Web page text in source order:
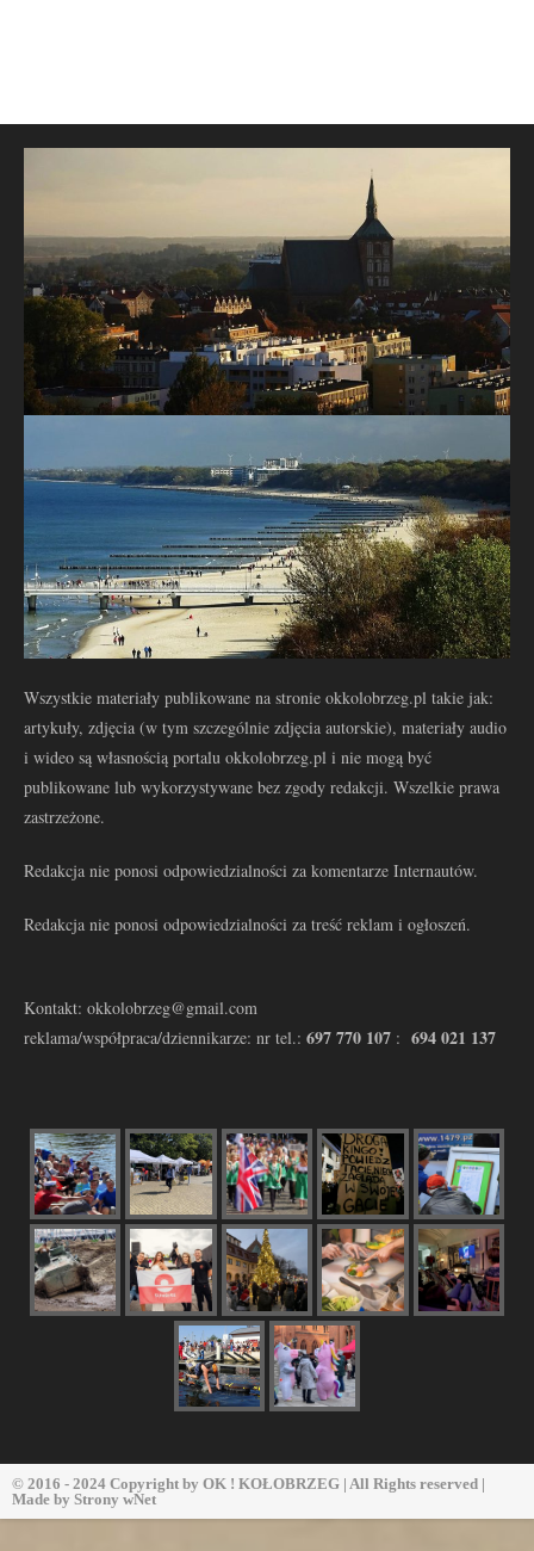
Wszystkie materiały publikowane na stronie okkolobrzeg.pl takie jak:
artykuły, zdjęcia (w tym szczególnie zdjęcia autorskie), materiały audio
i wideo są własnością portalu okkolobrzeg.pl i nie mogą być
publikowane lub wykorzystywane bez zgody redakcji. Wszelkie prawa
zastrzeżone.
Redakcja nie ponosi odpowiedzialności za komentarze Internautów.
Redakcja nie ponosi odpowiedzialności za treść reklam i ogłoszeń.
Kontakt: okkolobrzeg@gmail.com
reklama/współpraca/dziennikarze: nr tel.: 697 770 107 : 694 021 137
© 2016 - 2024 Copyright by OK ! KOŁOBRZEG | All Rights reserved |
Made by Strony wNet